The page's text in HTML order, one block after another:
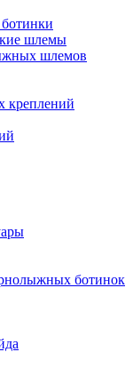
шлемы
шлемов
креплений
ботинок